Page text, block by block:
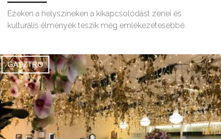
Ezeken a helyszíneken a kikapcsolódást zenei és
kulturális élmények teszik még emlékezetesebbé.
GASZTRO